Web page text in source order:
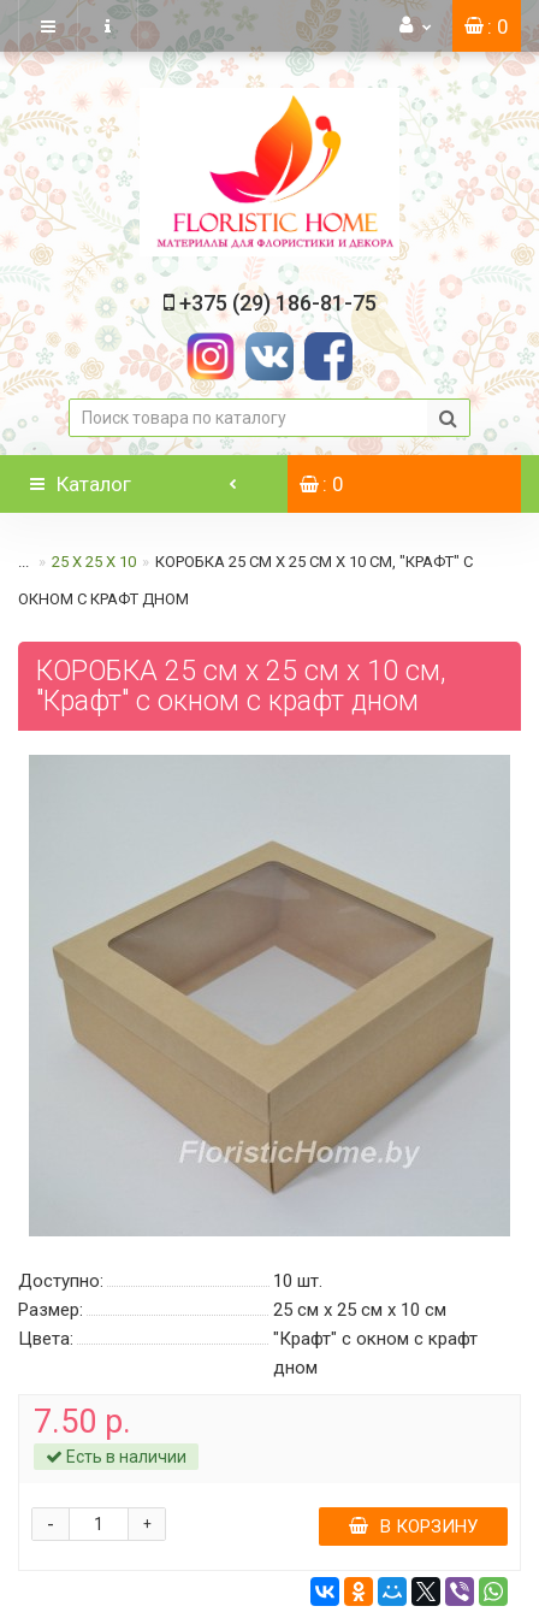
: 0
+375 (29) 186-81-75
Каталог : 0
... 25 Х 25 Х 10 КОРОБКА 25 СМ Х 25 СМ Х 10 СМ, "КРАФТ" С
ОКНОМ С КРАФТ ДНОМ
КОРОБКА 25 см х 25 см х 10 см,
"Крафт" с окном с крафт дном
Доступно: 10 шт.
Размер:
25 см х 25 см х 10 см
Цвета:
"Крафт" с окном с крафт
дном
7.50 р.
Есть в наличии
+
- В КОРЗИНУ